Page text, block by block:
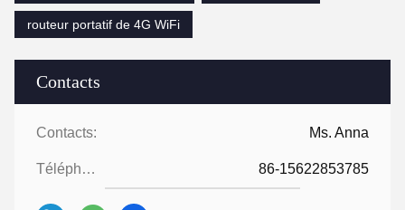
Contacts
Contacts: Ms. Anna
Téléphone: 86-15622853785
routeur portatif de 4G WiFi